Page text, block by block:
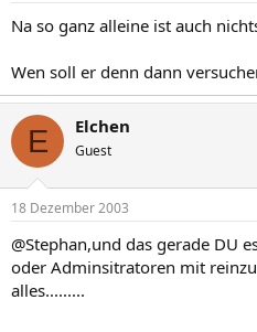
Na so ganz alleine ist auch
Wen soll er denn dann
E Elchen
Guest
18 Dezember 2003
@Stephan,und das gerade DU
oder Adminsitratoren mit
alles.........